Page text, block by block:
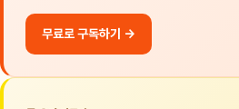
무료로 구독하기 →